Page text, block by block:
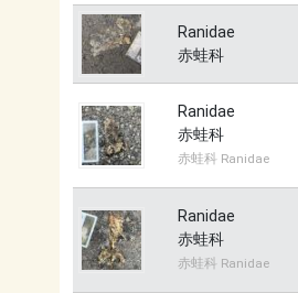
Ranidae
赤蛙科
Ranidae
赤蛙科
赤蛙科 Ranidae
Ranidae
赤蛙科
赤蛙科 Ranidae